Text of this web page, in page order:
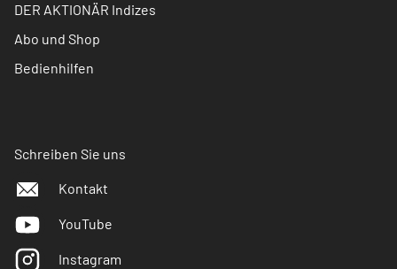
DER AKTIONÄR Indizes
Abo und Shop
Bedienhilfen
Schreiben Sie uns
Kontakt
YouTube
Instagram